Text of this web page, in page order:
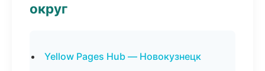
округ
Yellow Pages Hub — Новокузнецк